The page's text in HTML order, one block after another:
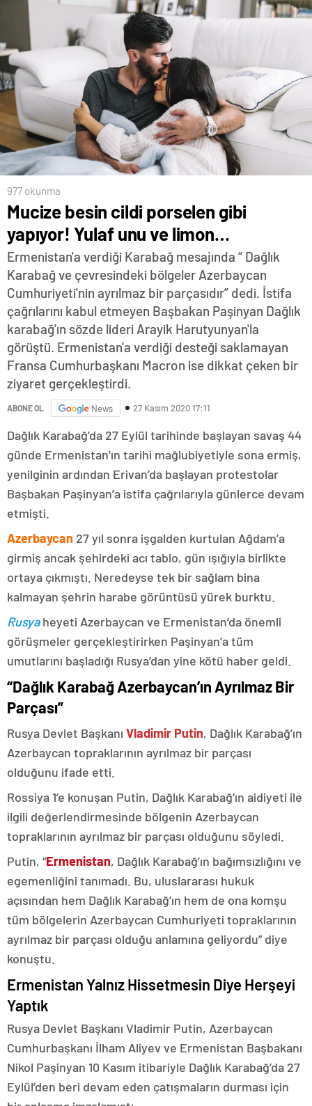
977 okunma
Mucize besin cildi porselen gibi
yapıyor! Yulaf unu ve limon…
Ermenistan'a verdiği Karabağ mesajında “ Dağlık
Karabağ ve çevresindeki bölgeler Azerbaycan
Cumhuriyeti'nin ayrılmaz bir parçasıdır” dedi. İstifa
çağrılarını kabul etmeyen Başbakan Paşinyan Dağlık
karabağ'ın sözde lideri Arayik Harutyunyan'la
görüştü. Ermenistan'a verdiği desteği saklamayan
Fransa Cumhurbaşkanı Macron ise dikkat çeken bir
ziyaret gerçekleştirdi.
ABONE OL News 27 Kasım 2020 17:11
Dağlık Karabağ’da 27 Eylül tarihinde başlayan savaş 44
günde Ermenistan’ın tarihi mağlubiyetiyle sona ermiş,
yenilginin ardından Erivan’da başlayan protestolar
Başbakan Paşinyan’a istifa çağrılarıyla günlerce devam
etmişti.
Azerbaycan 27 yıl sonra işgalden kurtulan Ağdam’a
girmiş ancak şehirdeki acı tablo, gün ışığıyla birlikte
ortaya çıkmıştı. Neredeyse tek bir sağlam bina
kalmayan şehrin harabe görüntüsü yürek burktu.
Rusyaheyeti Azerbaycan ve Ermenistan’da önemli
görüşmeler gerçekleştirirken Paşinyan’a tüm
umutlarını başladığı Rusya’dan yine kötü haber geldi.
“Dağlık Karabağ Azerbaycan’ın Ayrılmaz Bir
Parçası”
Rusya Devlet Başkanı Vladimir Putin, Dağlık Karabağ’ın
Azerbaycan topraklarının ayrılmaz bir parçası
olduğunu ifade etti.
Rossiya 1’e konuşan Putin, Dağlık Karabağ’ın aidiyeti ile
ilgili değerlendirmesinde bölgenin Azerbaycan
topraklarının ayrılmaz bir parçası olduğunu söyledi.
Putin, “Ermenistan, Dağlık Karabağ’ın bağımsızlığını ve
egemenliğini tanımadı. Bu, uluslararası hukuk
açısından hem Dağlık Karabağ’ın hem de ona komşu
tüm bölgelerin Azerbaycan Cumhuriyeti topraklarının
ayrılmaz bir parçası olduğu anlamına geliyordu” diye
konuştu.
Ermenistan Yalnız Hissetmesin Diye Herşeyi
Yaptık
Rusya Devlet Başkanı Vladimir Putin, Azerbaycan
Cumhurbaşkanı İlham Aliyev ve Ermenistan Başbakanı
Nikol Paşinyan 10 Kasım itibariyle Dağlık Karabağ’da 27
Eylül’den beri devam eden çatışmaların durması için